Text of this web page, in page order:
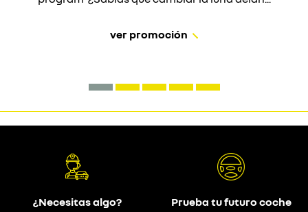
ver promoción
¿Necesitas algo?
Prueba tu futuro coche